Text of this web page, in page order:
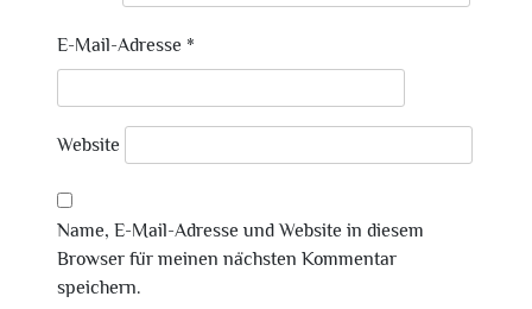
E-Mail-Adresse *
Website
Name, E-Mail-Adresse und Website in diesem
Browser für meinen nächsten Kommentar
speichern.